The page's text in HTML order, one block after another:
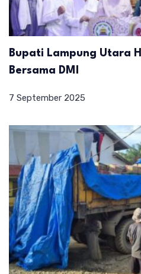
Bupati Lampung Utara
Bersama DMI
7 September 2025